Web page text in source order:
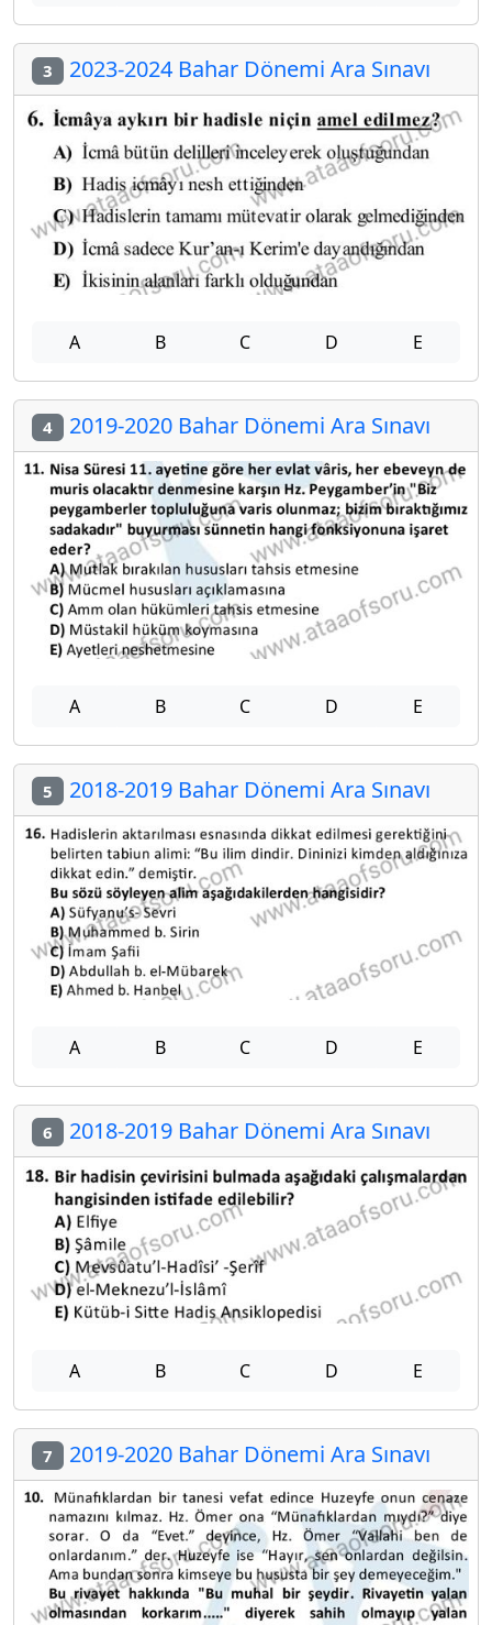
3 2023-2024 Bahar Dönemi Ara Sınavı
A B C D E
4 2019-2020 Bahar Dönemi Ara Sınavı
A B C D E
5 2018-2019 Bahar Dönemi Ara Sınavı
A B C D E
6 2018-2019 Bahar Dönemi Ara Sınavı
A B C D E
7 2019-2020 Bahar Dönemi Ara Sınavı